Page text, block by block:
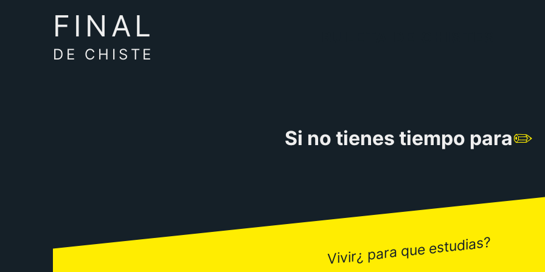
FINAL
DE CHISTE
Si no tienes tiempo para✏️
Vivir¿ para que estudias?